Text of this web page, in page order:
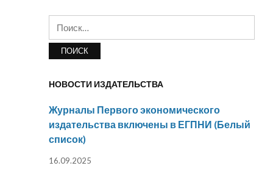
НОВОСТИ ИЗДАТЕЛЬСТВА
Журналы Первого экономического
издательства включены в ЕГПНИ (Белый
список)
16.09.2025